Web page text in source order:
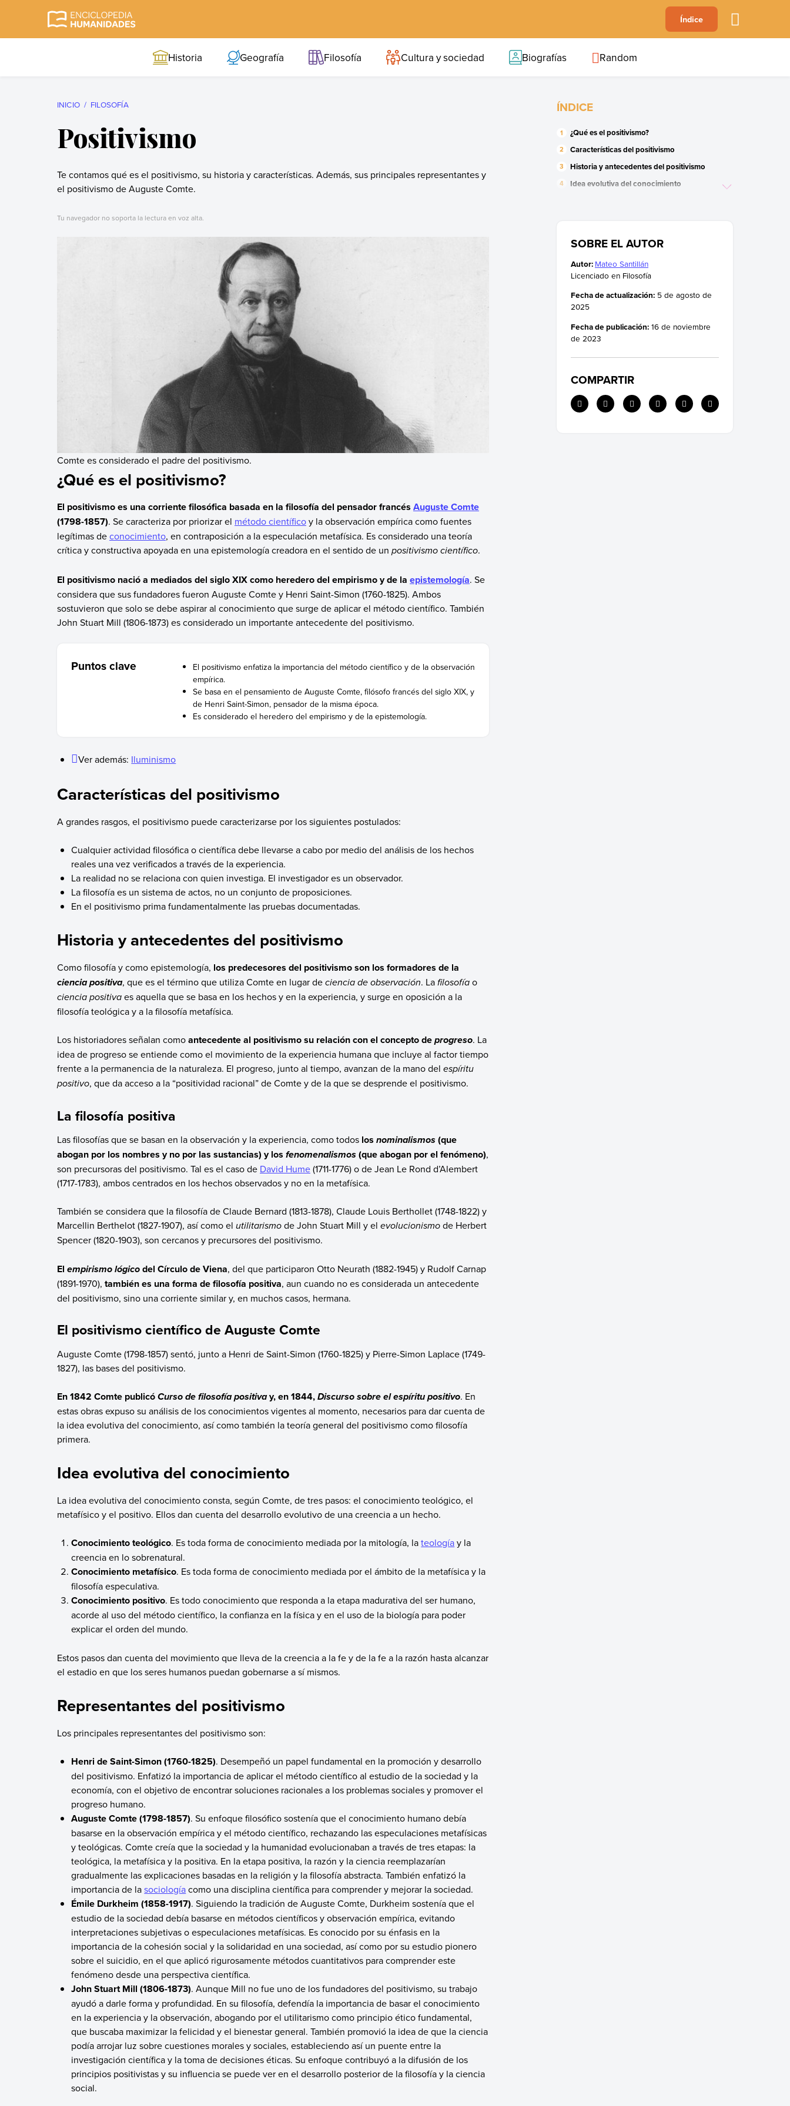
B C F
Índice
Historia Geografía Filosofía Cultura y sociedad Biografías Random
INICIO FILOSOFÍA
Positivismo
Te contamos qué es el positivismo, su historia y características. Además, sus principales representantes y
el positivismo de Auguste Comte.
Tu navegador no soporta la lectura en voz alta.
Comte es considerado el padre del positivismo.
¿Qué es el positivismo?
El positivismo es una corriente filosófica basada en la filosofía del pensador francés Auguste Comte
(1798-1857). Se caracteriza por priorizar el método científicoy la observación empírica como fuentes
legítimas deconocimiento, en contraposición a la especulación metafísica. Es considerado una teoría
crítica y constructiva apoyada en una epistemología creadora en el sentido de un positivismo científico.
El positivismo nació a mediados del siglo XIX como heredero del empirismo y de la epistemología. Se
considera que sus fundadores fueron Auguste Comte y Henri Saint-Simon (1760-1825). Ambos
sostuvieron que solo se debe aspirar al conocimiento que surge de aplicar el método científico. También
John Stuart Mill (1806-1873) es considerado un importante antecedente del positivismo.
Puntos clave
El positivismo enfatiza la importancia del método científico y de la observación
empírica.
Se basa en el pensamiento de Auguste Comte, filósofo francés del siglo XIX, y
de Henri Saint-Simon, pensador de la misma época.
Es considerado el heredero del empirismo y de la epistemología.
Ver además: Iluminismo
Características del positivismo
A grandes rasgos, el positivismo puede caracterizarse por los siguientes postulados:
Cualquier actividad filosófica o científica debe llevarse a cabo por medio del análisis de los hechos
reales una vez verificados a través de la experiencia.
La realidad no se relaciona con quien investiga. El investigador es un observador.
La filosofía es un sistema de actos, no un conjunto de proposiciones.
En el positivismo prima fundamentalmente las pruebas documentadas.
Historia y antecedentes del positivismo
Como filosofía y como epistemología, los predecesores del positivismo son los formadores de la
ciencia positiva, que es el término que utiliza Comte en lugar deciencia de observación. Lafilosofíao
ciencia positivaes aquella que se basa en los hechos y en la experiencia, y surge en oposición a la
filosofía teológica y a la filosofía metafísica.
Los historiadores señalan comoantecedente al positivismo su relación con el concepto de progreso. La
idea de progreso se entiende como el movimiento de la experiencia humana que incluye al factor tiempo
frente a la permanencia de la naturaleza. El progreso, junto al tiempo, avanzan de la mano del espíritu
positivo, que da acceso a la “positividad racional” de Comte y de la que se desprende el positivismo.
La filosofía positiva
Las filosofías que se basan en la observación y la experiencia, como todos los nominalismos(que
abogan por los nombres y no por las sustancias) y los fenomenalismos(que abogan por el fenómeno),
son precursoras del positivismo. Tal es el caso de David Hume(1711-1776) o de Jean Le Rond d’Alembert
(1717-1783), ambos centrados en los hechos observados y no en la metafísica.
También se considera que la filosofía de Claude Bernard (1813-1878), Claude Louis Berthollet (1748-1822) y
Marcellin Berthelot (1827-1907), así como el utilitarismode John Stuart Mill y el evolucionismode Herbert
Spencer (1820-1903), son cercanos y precursores del positivismo.
El empirismo lógicodel Círculo de Viena, del que participaron Otto Neurath (1882-1945) y Rudolf Carnap
(1891-1970), también es una forma de filosofía positiva, aun cuando no es considerada un antecedente
del positivismo, sino una corriente similar y, en muchos casos, hermana.
El positivismo científico de Auguste Comte
Auguste Comte (1798-1857) sentó, junto a Henri de Saint-Simon (1760-1825) y Pierre-Simon Laplace (1749-
1827), las bases del positivismo.
En 1842 Comte publicó Curso de filosofía positivay, en 1844, Discurso sobre el espíritu positivo. En
estas obras expuso su análisis de los conocimientos vigentes al momento, necesarios para dar cuenta de
la idea evolutiva del conocimiento, así como también la teoría general del positivismo como filosofía
primera.
Idea evolutiva del conocimiento
La idea evolutiva del conocimiento consta, según Comte, de tres pasos: el conocimiento teológico, el
metafísico y el positivo. Ellos dan cuenta del desarrollo evolutivo de una creencia a un hecho.
Conocimiento teológico. Es toda forma de conocimiento mediada por la mitología, lateologíay la
creencia en lo sobrenatural.
Conocimiento metafísico. Es toda forma de conocimiento mediada por el ámbito de la metafísica y la
filosofía especulativa.
Conocimiento positivo. Es todo conocimiento que responda a la etapa madurativa del ser humano,
acorde al uso del método científico, la confianza en la física y en el uso de la biología para poder
explicar el orden del mundo.
Estos pasos dan cuenta del movimiento que lleva de la creencia a la fe y de la fe a la razón hasta alcanzar
el estadio en que los seres humanos puedan gobernarse a sí mismos.
Representantes del positivismo
Los principales representantes del positivismo son:
Henri de Saint-Simon (1760-1825). Desempeñó un papel fundamental en la promoción y desarrollo
del positivismo. Enfatizó la importancia de aplicar el método científico al estudio de la sociedad y la
economía, con el objetivo de encontrar soluciones racionales a los problemas sociales y promover el
progreso humano.
Auguste Comte (1798-1857). Su enfoque filosófico sostenía que el conocimiento humano debía
basarse en la observación empírica y el método científico, rechazando las especulaciones metafísicas
y teológicas. Comte creía que la sociedad y la humanidad evolucionaban a través de tres etapas: la
teológica, la metafísica y la positiva. En la etapa positiva, la razón y la ciencia reemplazarían
gradualmente las explicaciones basadas en la religión y la filosofía abstracta. También enfatizó la
importancia de lasociologíacomo una disciplina científica para comprender y mejorar la sociedad.
Émile Durkheim (1858-1917). Siguiendo la tradición de Auguste Comte, Durkheim sostenía que el
estudio de la sociedad debía basarse en métodos científicos y observación empírica, evitando
interpretaciones subjetivas o especulaciones metafísicas. Es conocido por su énfasis en la
importancia de la cohesión social y la solidaridad en una sociedad, así como por su estudio pionero
sobre el suicidio, en el que aplicó rigurosamente métodos cuantitativos para comprender este
fenómeno desde una perspectiva científica.
John Stuart Mill (1806-1873). Aunque Mill no fue uno de los fundadores del positivismo, su trabajo
ayudó a darle forma y profundidad. En su filosofía, defendía la importancia de basar el conocimiento
en la experiencia y la observación, abogando por el utilitarismo como principio ético fundamental,
que buscaba maximizar la felicidad y el bienestar general. También promovió la idea de que la ciencia
podía arrojar luz sobre cuestiones morales y sociales, estableciendo así un puente entre la
investigación científica y la toma de decisiones éticas. Su enfoque contribuyó a la difusión de los
principios positivistas y su influencia se puede ver en el desarrollo posterior de la filosofía y la ciencia
social.
ÍNDICE
¿Qué es el positivismo?
Características del positivismo
Historia y antecedentes del positivismo
Idea evolutiva del conocimiento
SOBRE EL AUTOR
Autor: Mateo Santillán
Licenciado en Filosofía
Fecha de actualización: 5 de agosto de
2025
Fecha de publicación: 16 de noviembre
de 2023
COMPARTIR